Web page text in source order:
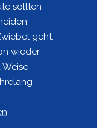
sollten
geht.
wieder